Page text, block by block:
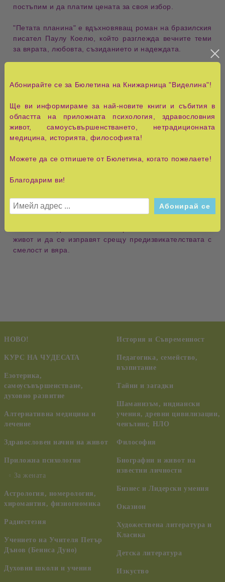
постъпим и да платим цената за своя избор.
"Петата планина" е вдъхновяващ роман на бразилския
писател Паулу Коелю, който разглежда вечните теми
за вярата любовта ,съзиданието и надеждата
след като е принуден да напусне родната си земя, се
установява в
. Там той среща Видия
, вдовица
на местния управител, и двамата започват да работят
заедно, за да възстановят разрушеното от войната
селище. През това време Илия се изправя пред
множество изпитания, които поставят под въпрос
неговата
и съдба.
Романът изследва въпросите за
съдбата
личния избор
да преодолее външните и вътрешните препятствия, за
да постигне своите цели и да намери вътрешен мир.
живот и да се изправят срещу предизвикателствата с
смелост и вяра
НОВО!
КУРС НА ЧУДЕСАТА
Езотерика,
самоусъвършенстване,
духовно развитие
Алтернативна медицина и
лечение
Здравословен начин на живот
Приложна психология
За жената
Астрология, номерология,
хиромантия, физиогномика
Радиестезия
Учението на Учителя Петър
Дънов (Беинса Дуно)
Духовни школи и учения
История и Съвременност
Педагогика, семейство,
възпитание
Тайни и загадки
Шаманизъм, индиански
учения, древни цивилизации,
ченълинг, НЛО
Философия
Биографии и живот на
известни личности
Бизнес и Лидерски умения
Оказион
Художествена литература и
Класика
Детска литература
Изкуство
Абонирайте се за Бюлетина на Книжарница "Виделина"!
Ще ви информираме за най-новите книги и събития в
областта на приложната психология, здравословния
живот, самоусъвършенстването, нетрадиционната
медицина, историята, философията!
Можете да се отпишете от Бюлетина, когато пожелаете!
Благодарим ви!